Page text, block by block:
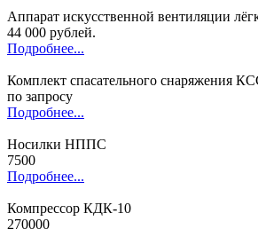
Аппарат искусственной вентиляции
44 000 рублей.
Подробнее...
Комплект спасательного снаряжения
по запросу
Подробнее...
Носилки НППС
7500
Подробнее...
Компрессор КДК-10
270000